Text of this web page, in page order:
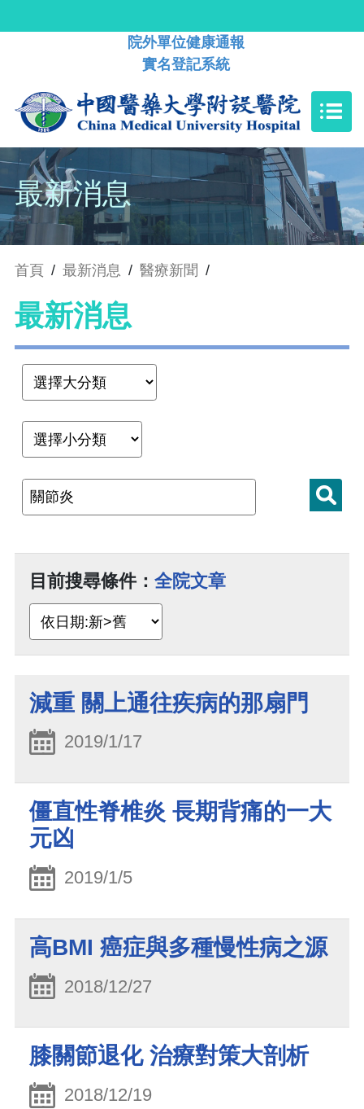
院外單位健康通報
實名登記系統
最新消息
首頁 / 最新消息 / 醫療新聞 /
最新消息
目前搜尋條件： 全院文章
減重 關上通往疾病的那扇門
2019/1/17
僵直性脊椎炎 長期背痛的一大
元凶
2019/1/5
高BMI 癌症與多種慢性病之源
2018/12/27
膝關節退化 治療對策大剖析
2018/12/19